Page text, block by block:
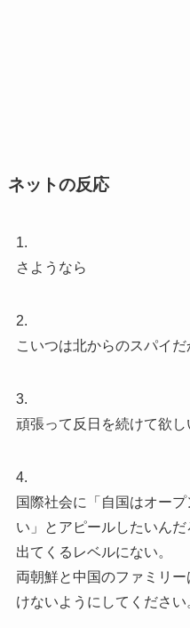
ネットの反応
1.
さようなら
2.
こいつは北からのスパイだ
3.
頑張って反日を続けて欲し
4.
国際社会に「自国はオー
い」とアピールしたいん
出てくるレベルにない。
両朝鮮と中国のファミリ
けないようにしてください